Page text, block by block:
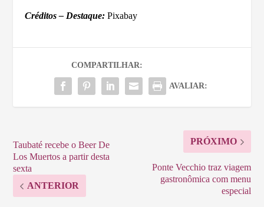
Créditos – Destaque: Pixabay
COMPARTILHAR:
AVALIAR:
Taubaté recebe o Beer De
Los Muertos a partir desta
sexta
ANTERIOR
PRÓXIMO
Ponte Vecchio traz viagem
gastronômica com menu
especial